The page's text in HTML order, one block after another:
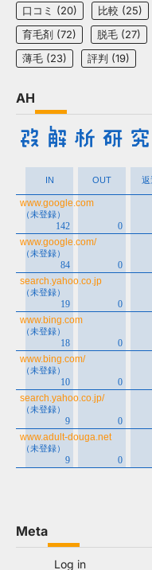
口コミ (20) 比較 (25)
育毛剤 (72) 脱毛 (27)
薄毛 (23) 評判 (19)
AH
Meta
Log in